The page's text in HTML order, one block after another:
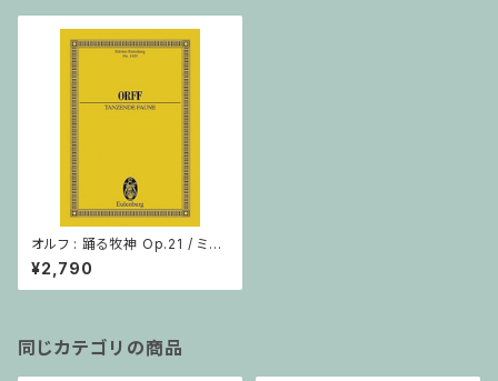
オルフ : 踊る牧神 Op.21 / ミニ
チュアスコア
¥2,790
同じカテゴリの商品